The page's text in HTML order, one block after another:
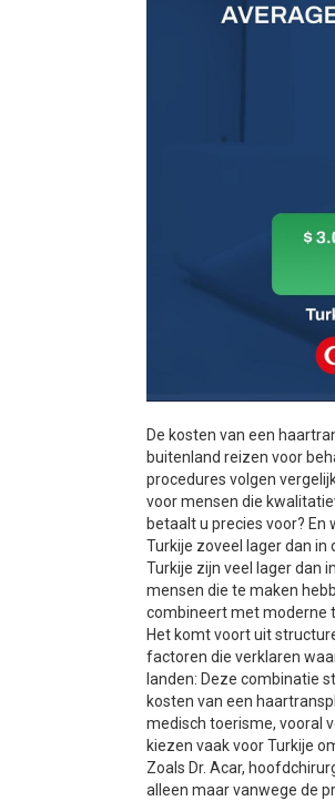
De kosten van een
buitenland reizen voor
procedures volgen
voor mensen die
betaalt u precies voor?
Turkije zoveel lager dan in
Turkije zijn veel lager dan
mensen die te maken
combineert met moderne
Het komt voort uit
factoren die verklaren
landen: Deze combinatie
kosten van een
medisch toerisme, vooral
kiezen vaak voor Turkije
Zoals Dr. Acar,
alleen maar vanwege de